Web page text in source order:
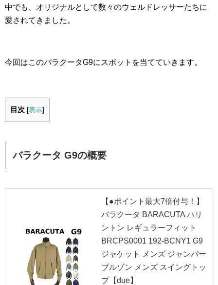
中でも、オリジナルとして数々のウェルドレッサーたちに
愛されてきました。
今回はこのバラクータG9にスポットを当てていきます。
目次 [表示]
バラクータ G9の概要
【●ポイント最大7倍付与！】
バラクータ BARACUTA ハリ
ントン レギュラーフィット
BRCPS0001 192-BCNY1 G9
ジャケット メンズ ジャンパー
ブルゾン メンズ スイングトッ
プ【due】